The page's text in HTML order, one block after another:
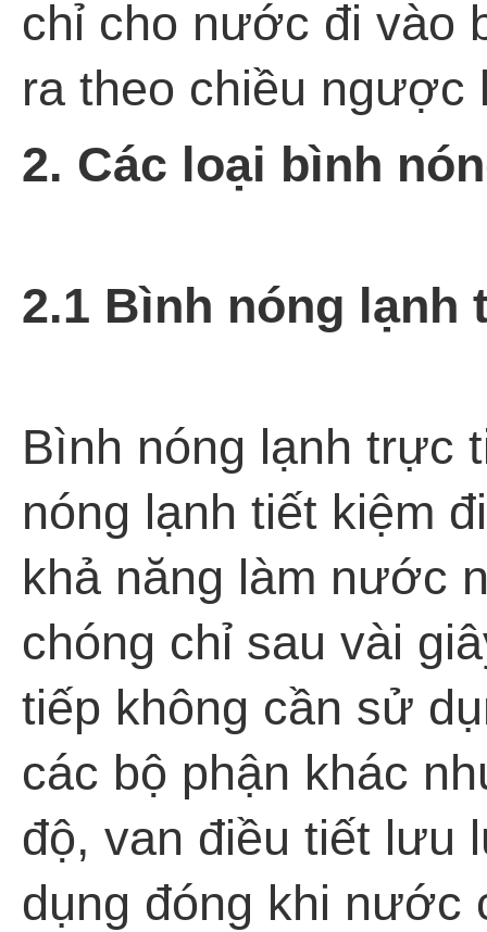
chỉ cho nước đi vào
ra theo chiều
2. Các loại bình
2.1 Bình nóng lạnh
Bình nóng lạnh trực
nóng lạnh tiết kiệm
khả năng làm nước
chóng chỉ sau vài
tiếp không cần sử
các bộ phận khác
độ, van điều tiết lưu
dụng đóng khi nước